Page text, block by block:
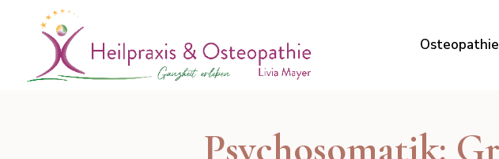
Osteopathie
Psychosomatik: